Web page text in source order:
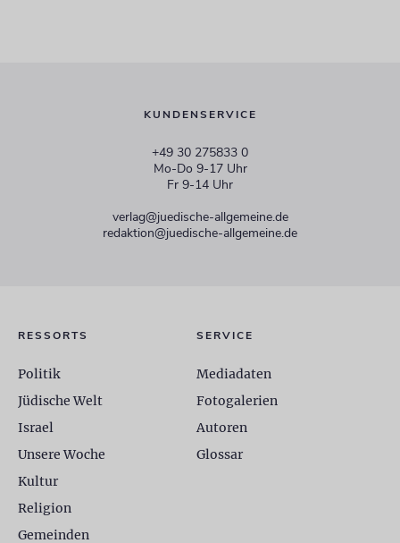
KUNDENSERVICE
+49 30 275833 0
Mo-Do 9-17 Uhr
Fr 9-14 Uhr
verlag@juedische-allgemeine.de
redaktion@juedische-allgemeine.de
RESSORTS
Politik
Jüdische Welt
Israel
Unsere Woche
Kultur
Religion
Gemeinden
SERVICE
Mediadaten
Fotogalerien
Autoren
Glossar